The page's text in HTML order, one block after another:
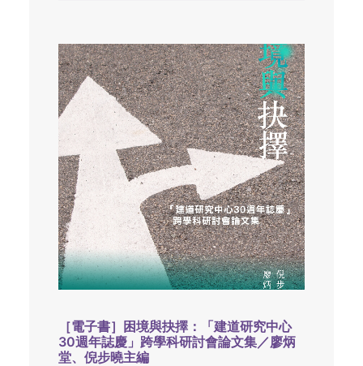
［電子書］困境與抉擇：「建道研究中心
30週年誌慶」跨學科研討會論文集／廖炳
堂、倪步曉主編